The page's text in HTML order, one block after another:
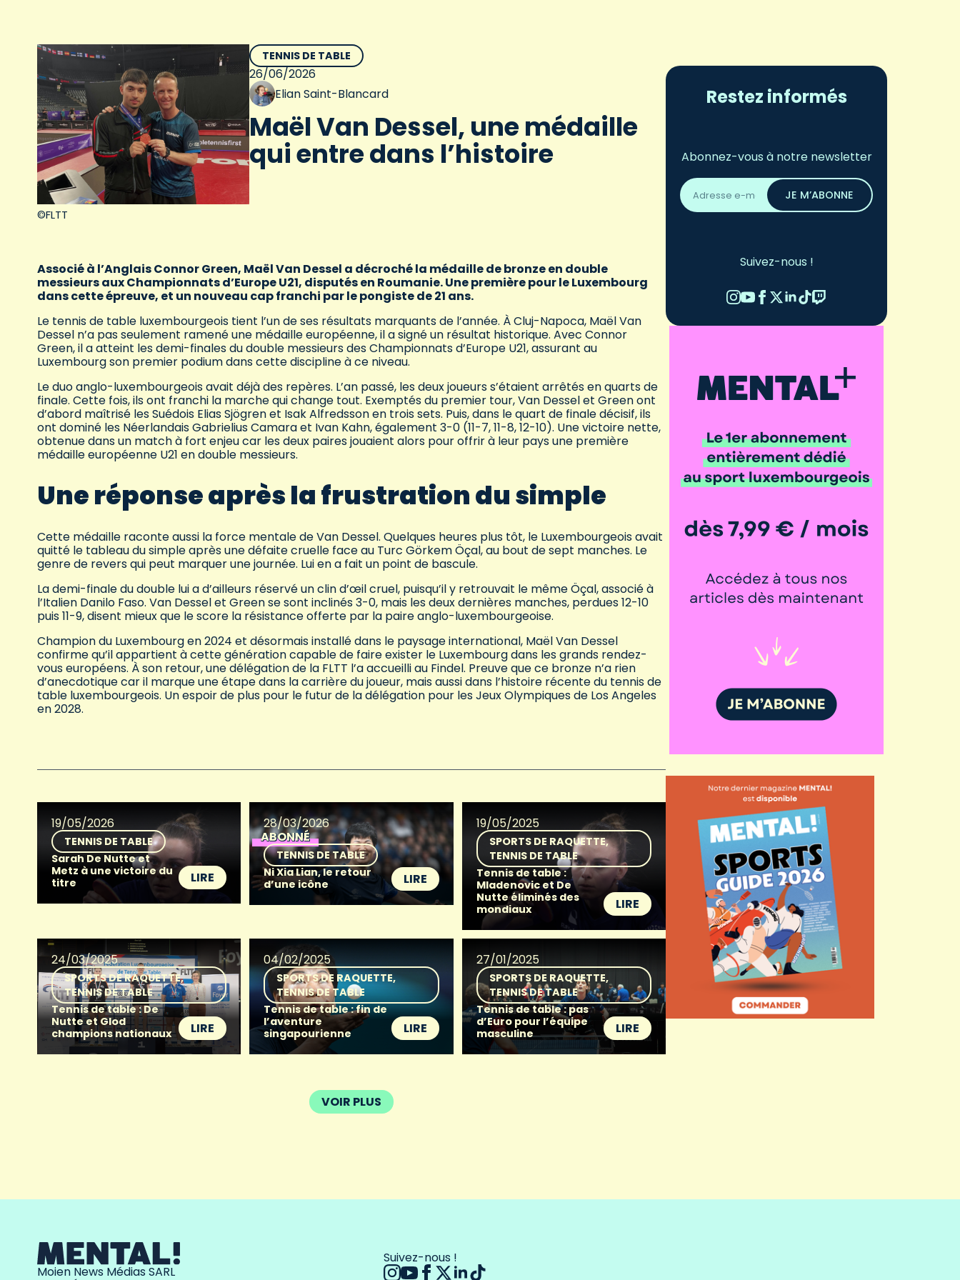
©FLTT
TENNIS DE TABLE
26/06/2026
Elian Saint-Blancard
Maël Van Dessel, une médaille
qui entre dans l’histoire
Associé à l’Anglais Connor Green, Maël Van Dessel a décroché la médaille de bronze en double
messieurs aux Championnats d’Europe U21, disputés en Roumanie. Une première pour le Luxembourg
dans cette épreuve, et un nouveau cap franchi par le pongiste de 21 ans.
Le tennis de table luxembourgeois tient l’un de ses résultats marquants de l’année. À Cluj-Napoca, Maël Van
Dessel n’a pas seulement ramené une médaille européenne, il a signé un résultat historique. Avec Connor
Green, il a atteint les demi-finales du double messieurs des Championnats d’Europe U21, assurant au
Luxembourg son premier podium dans cette discipline à ce niveau.
Le duo anglo-luxembourgeois avait déjà des repères. L’an passé, les deux joueurs s’étaient arrêtés en quarts de
finale. Cette fois, ils ont franchi la marche qui change tout. Exemptés du premier tour, Van Dessel et Green ont
d’abord maîtrisé les Suédois Elias Sjögren et Isak Alfredsson en trois sets. Puis, dans le quart de finale décisif, ils
ont dominé les Néerlandais Gabrielius Camara et Ivan Kahn, également 3-0 (11-7, 11-8, 12-10). Une victoire nette,
obtenue dans un match à fort enjeu car les deux paires jouaient alors pour offrir à leur pays une première
médaille européenne U21 en double messieurs.
Une réponse après la frustration du simple
Cette médaille raconte aussi la force mentale de Van Dessel. Quelques heures plus tôt, le Luxembourgeois avait
quitté le tableau du simple après une défaite cruelle face au Turc Görkem Öçal, au bout de sept manches. Le
genre de revers qui peut marquer une journée. Lui en a fait un point de bascule.
La demi-finale du double lui a d’ailleurs réservé un clin d’œil cruel, puisqu’il y retrouvait le même Öçal, associé à
l’Italien Danilo Faso. Van Dessel et Green se sont inclinés 3-0, mais les deux dernières manches, perdues 12-10
puis 11-9, disent mieux que le score la résistance offerte par la paire anglo-luxembourgeoise.
Champion du Luxembourg en 2024 et désormais installé dans le paysage international, Maël Van Dessel
confirme qu’il appartient à cette génération capable de faire exister le Luxembourg dans les grands rendez-
vous européens. À son retour, une délégation de la FLTT l’a accueilli au Findel. Preuve que ce bronze n’a rien
d’anecdotique car il marque une étape dans la carrière du joueur, mais aussi dans l’histoire récente du tennis de
table luxembourgeois. Un espoir de plus pour le futur de la délégation pour les Jeux Olympiques de Los Angeles
en 2028.
19/05/2026
TENNIS DE TABLE
Sarah De Nutte et
Metz à une victoire du
titre
LIRE
28/03/2026
ABONNÉ
TENNIS DE TABLE
Ni Xia Lian, le retour
d’une icône
LIRE
19/05/2025
SPORTS DE RAQUETTE
TENNIS DE TABLE
Tennis de table :
Mladenovic et De
Nutte éliminés des
mondiaux
LIRE
24/03/2025
SPORTS DE RAQUETTE
TENNIS DE TABLE
Tennis de table : De
Nutte et Glod
champions nationaux
LIRE
04/02/2025
SPORTS DE RAQUETTE
TENNIS DE TABLE
Tennis de table : fin de
l’aventure
singapourienne
LIRE
27/01/2025
SPORTS DE RAQUETTE
TENNIS DE TABLE
Tennis de table : pas
d’Euro pour l’équipe
masculine
LIRE
VOIR PLUS
Restez informés
Abonnez-vous à notre newsletter
Adresse
email
*
JE M’ABONNE
Suivez-nous !
Moien News Médias SARL
Suivez-nous !